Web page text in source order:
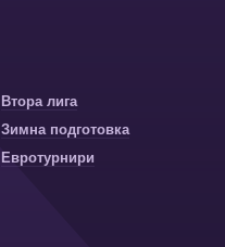
Втора лига
Зимна подготовка
Евротурнири